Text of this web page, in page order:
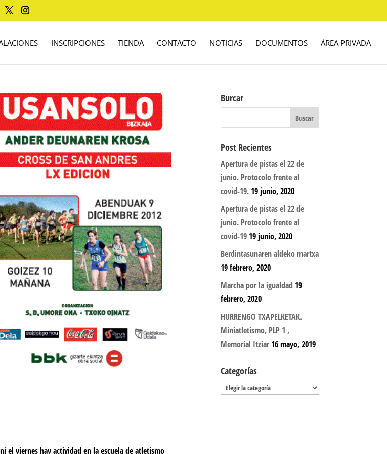
INSCRIPCIONES TIENDA CONTACTO NOTICIAS DOCUMENTOS ÁREA PRIVADA
el viernes hay actividad en la escuela de atletismo
Burcar
Post Recientes
Apertura de pistas el 22 de
junio. Protocolo frente al
covid-19. 19 junio, 2020
Apertura de pistas el 22 de
junio. Protocolo frente al
covid-19 19 junio, 2020
Berdintasunaren aldeko martxa
19 febrero, 2020
Marcha por la igualdad 19
febrero, 2020
HURRENGO TXAPELKETAK.
Miniatletismo, PLP 1 ,
Memorial Itziar 16 mayo, 2019
Categorías
Categorías